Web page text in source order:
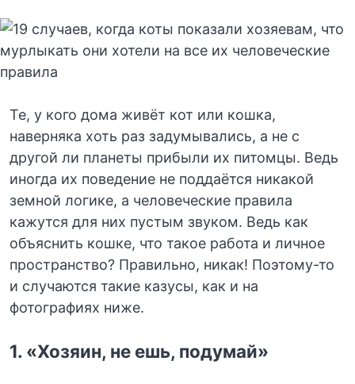
Те, у кого дома живёт кот или кошка,
наверняка хоть раз задумывались, а не с
другой ли планеты прибыли их питомцы. Ведь
иногда их поведение не поддаётся никакой
земной логике, а человеческие правила
кажутся для них пустым звуком. Ведь как
объяснить кошке, что такое работа и личное
пространство? Правильно, никак! Поэтому-то
и случаются такие казусы, как и на
фотографиях ниже.
1. «Хозяин, не ешь, подумай»